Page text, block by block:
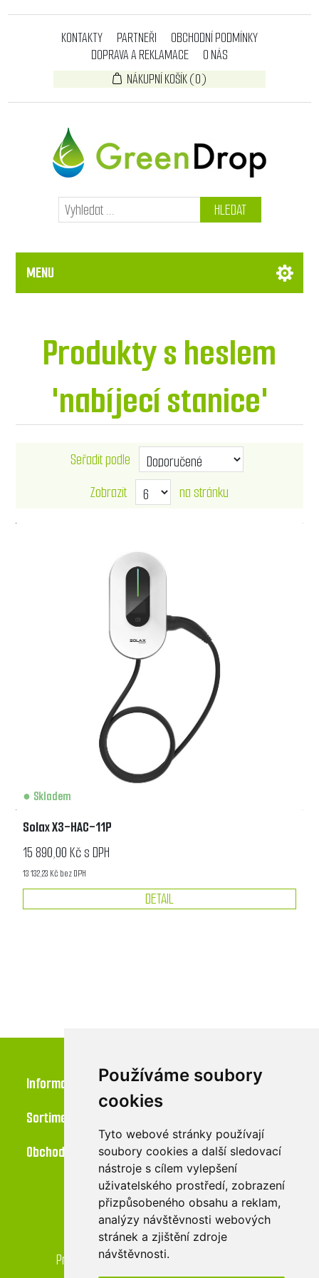
Používáme soubory
cookies
Tyto webové stránky používají
soubory cookies a další sledovací
nástroje s cílem vylepšení
uživatelského prostředí, zobrazení
přizpůsobeného obsahu a reklam,
analýzy návštěvnosti webových
stránek a zjištění zdroje
návštěvnosti.
KONTAKTY PARTNEŘI
OBCHODNÍ PODMÍNKY
DOPRAVA A REKLAMACE
O NÁS
NÁKUPNÍ KOŠÍK(0)
HLEDAT
MENU
Produkty s heslem
'nabíjecí stanice'
Seřadit podle
Zobrazit
na stránku
Skladem
Solax X3-HAC-11P
15 890,00 Kč s DPH
13 132,23 Kč bez DPH
DETAIL
Informace
Sortiment
Obchod
Kontakt
LU-MI servis s.r.o.
Průmyslová 455/17, 568 02 Svitavy - Lačnov